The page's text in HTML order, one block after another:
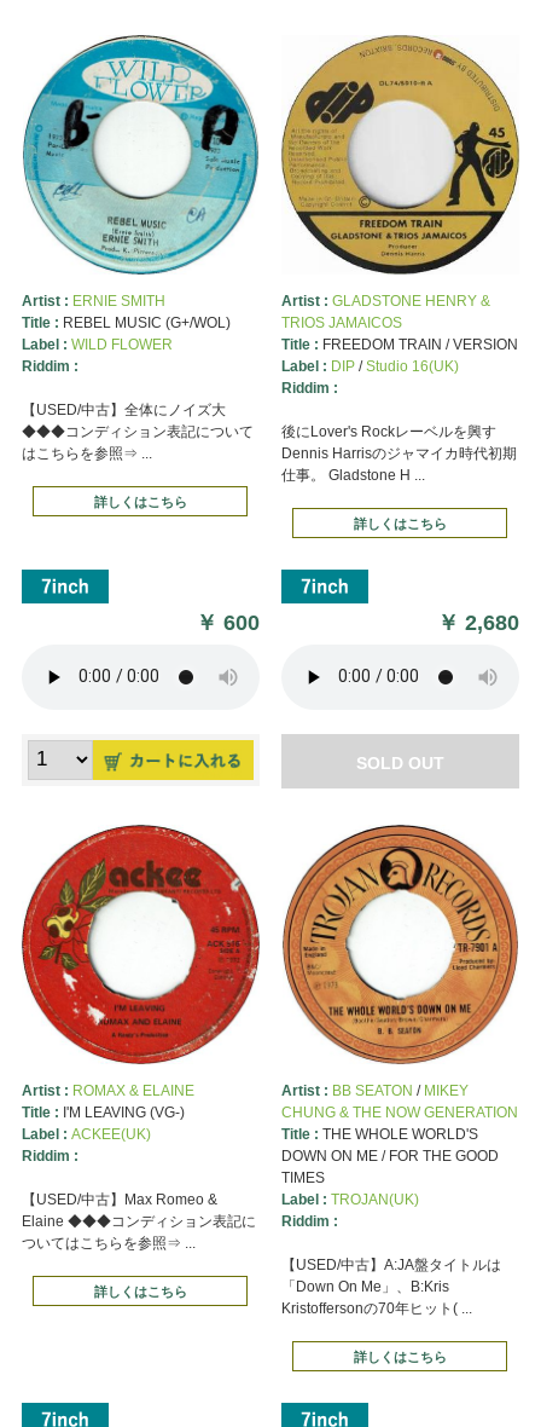
Artist : ERNIE SMITH
Title : REBEL MUSIC (G+/WOL)
Label : WILD FLOWER
Riddim :
【USED/中古】全体にノイズ大
◆◆◆コンディション表記について
はこちらを参照⇒ ...
詳しくはこちら
￥600
Artist : GLADSTONE HENRY &
TRIOS JAMAICOS
Title : FREEDOM TRAIN / VERSION
Label : DIP/Studio 16(UK)
Riddim :
後にLover's Rockレーベルを興す
Dennis Harrisのジャマイカ時代初期
仕事。 Gladstone H ...
詳しくはこちら
￥2,680
SOLD OUT
Artist : ROMAX & ELAINE
Title : I'M LEAVING (VG-)
Label : ACKEE(UK)
Riddim :
【USED/中古】Max Romeo &
Elaine ◆◆◆コンディション表記に
ついてはこちらを参照⇒ ...
詳しくはこちら
Artist : BB SEATON / MIKEY
CHUNG & THE NOW GENERATION
Title : THE WHOLE WORLD'S
DOWN ON ME / FOR THE GOOD
TIMES
Label : TROJAN(UK)
Riddim :
【USED/中古】A:JA盤タイトルは
「Down On Me」、B:Kris
Kristoffersonの70年ヒット( ...
詳しくはこちら